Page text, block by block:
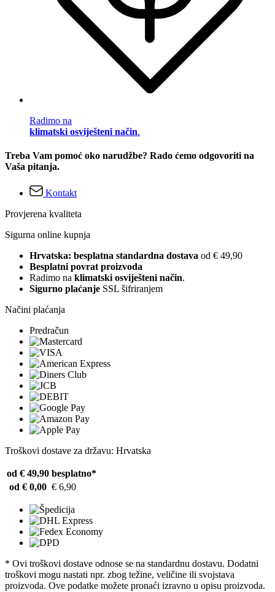
Radimo na
klimatski osviješteni način.
Treba Vam pomoć oko narudžbe? Rado ćemo odgovoriti na
Vaša pitanja.
Kontakt
Provjerena kvaliteta
Sigurna online kupnja
Hrvatska: besplatna standardna dostava od € 49,90
Besplatni povrat proizvoda
Radimo na klimatski osviješteni način.
Sigurno plaćanje SSL šifriranjem
Načini plaćanja
Predračun
Troškovi dostave za državu: Hrvatska
od € 49,90 besplatno*
od € 0,00 € 6,90
* Ovi troškovi dostave odnose se na standardnu ​​dostavu. Dodatni
troškovi mogu nastati npr. zbog težine, veličine ili svojstava
proizvoda. Ove podatke možete pronaći izravno u opisu proizvoda.